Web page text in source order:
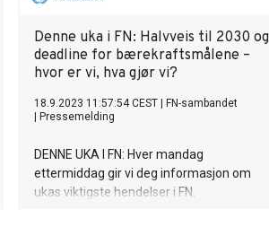
Denne uka i FN: Halvveis til 2030 og
deadline for bærekraftsmålene –
hvor er vi, hva gjør vi?
18.9.2023 11:57:54 CEST
FN-sambandet
Pressemelding
DENNE UKA I FN: Hver mandag
ettermiddag gir vi deg informasjon om
ukas viktigste hendelser i FN.